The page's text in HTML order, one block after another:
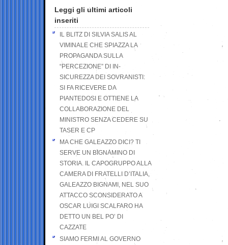
Leggi gli ultimi articoli
inseriti
IL BLITZ DI SILVIA SALIS AL
VIMINALE CHE SPIAZZA LA
PROPAGANDA SULLA
“PERCEZIONE” DI IN-
SICUREZZA DEI SOVRANISTI:
SI FA RICEVERE DA
PIANTEDOSI E OTTIENE LA
COLLABORAZIONE DEL
MINISTRO SENZA CEDERE SU
TASER E CP
MA CHE GALEAZZO DICI? TI
SERVE UN BIGNAMINO DI
STORIA. IL CAPOGRUPPO ALLA
CAMERA DI FRATELLI D’ITALIA,
GALEAZZO BIGNAMI, NEL SUO
ATTACCO SCONSIDERATO A
OSCAR LUIGI SCALFARO HA
DETTO UN BEL PO’ DI
CAZZATE
SIAMO FERMI AL GOVERNO